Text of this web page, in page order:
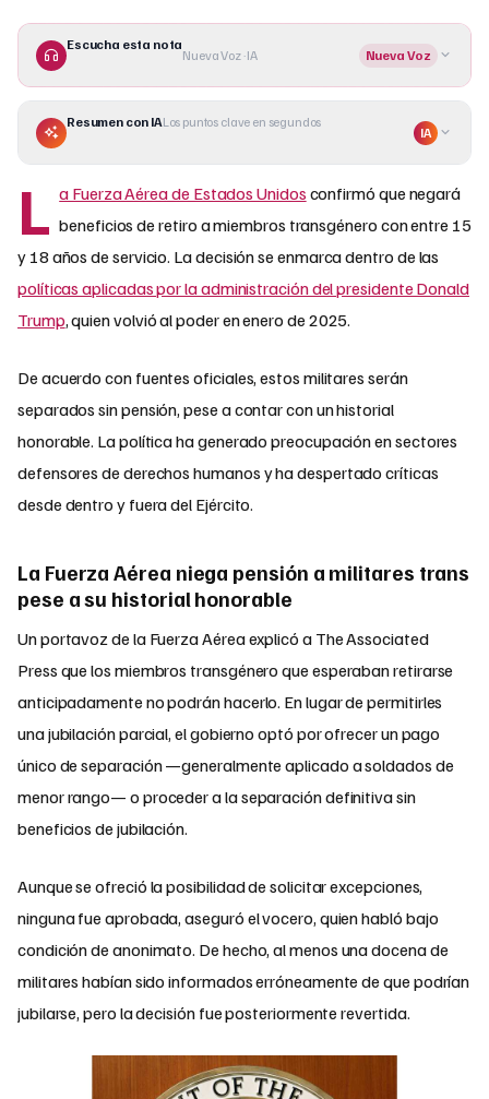
Escucha esta nota
Nueva Voz · IA Nueva Voz
Resumen con IALos puntos clave en segundos
IA
L a Fuerza Aérea de Estados Unidos confirmó que negará
beneficios de retiro a miembros transgénero con entre 15
y 18 años de servicio. La decisión se enmarca dentro de las
políticas aplicadas por la administración del presidente Donald
Trump, quien volvió al poder en enero de 2025.
De acuerdo con fuentes oficiales, estos militares serán
separados sin pensión, pese a contar con un historial
honorable. La política ha generado preocupación en sectores
defensores de derechos humanos y ha despertado críticas
desde dentro y fuera del Ejército.
La Fuerza Aérea niega pensión a militares trans
pese a su historial honorable
Un portavoz de la Fuerza Aérea explicó a The Associated
Press que los miembros transgénero que esperaban retirarse
anticipadamente no podrán hacerlo. En lugar de permitirles
una jubilación parcial, el gobierno optó por ofrecer un pago
único de separación —generalmente aplicado a soldados de
menor rango— o proceder a la separación definitiva sin
beneficios de jubilación.
Aunque se ofreció la posibilidad de solicitar excepciones,
ninguna fue aprobada, aseguró el vocero, quien habló bajo
condición de anonimato. De hecho, al menos una docena de
militares habían sido informados erróneamente de que podrían
jubilarse, pero la decisión fue posteriormente revertida.